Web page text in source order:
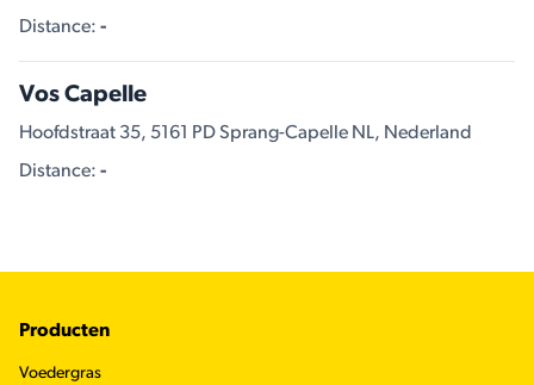
Distance: -
Vos Capelle
Hoofdstraat 35, 5161 PD Sprang-Capelle NL, Nederland
Distance: -
Footer
Producten
Voedergras